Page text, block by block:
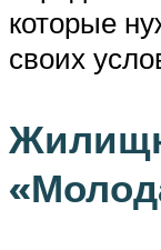
которые
своих